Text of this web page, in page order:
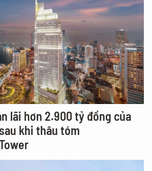
lãi hơn 2.900 tỷ đồng của
khi thâu tóm